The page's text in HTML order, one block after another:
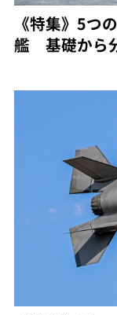
《特集》5つ
艦 基礎から